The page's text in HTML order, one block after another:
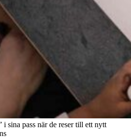
i sina pass när de reser till ett nytt